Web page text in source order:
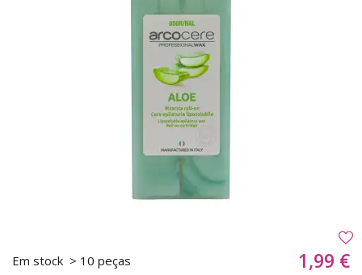
Em stock > 10 peças
1,99 €